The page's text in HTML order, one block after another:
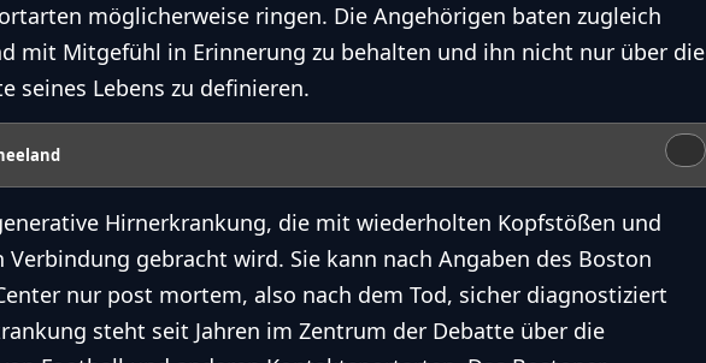
möglicherweise ringen. Die Angehörigen baten zugleich
mit Mitgefühl in Erinnerung zu behalten und ihn nicht nur über die
seines Lebens zu definieren.
Hirnerkrankung, die mit wiederholten Kopfstößen und
gebracht wird. Sie kann nach Angaben des Boston
nur post mortem, also nach dem Tod, sicher diagnostiziert
steht seit Jahren im Zentrum der Debatte über die